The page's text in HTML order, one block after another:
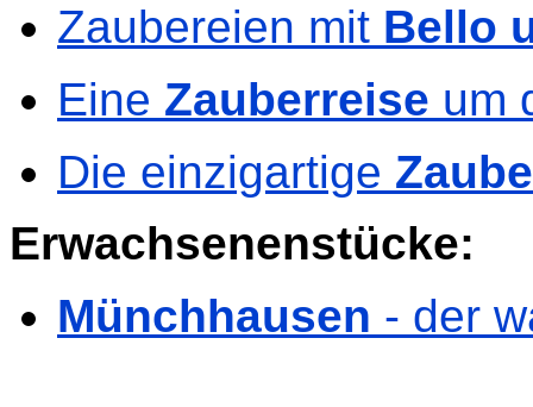
Zaubereien mit Bello
Eine Zauberreise um
Die einzigartige
Erwachsenenstücke:
Münchhausen - der